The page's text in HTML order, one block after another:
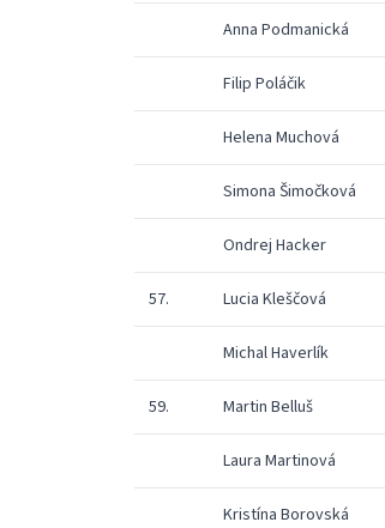
Anna Podmanická
Filip Poláčik
Helena Muchová
Simona Šimočková
Ondrej Hacker
57. Lucia Kleščová
Michal Haverlík
59. Martin Belluš
Laura Martinová
Kristína Borovská